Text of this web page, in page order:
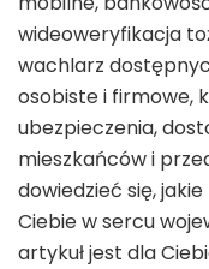
wideoweryfikacja
wachlarz
osobiste i firmowe,
ubezpieczenia,
mieszkańców i
dowiedzieć się,
Ciebie w sercu
artykuł jest dla